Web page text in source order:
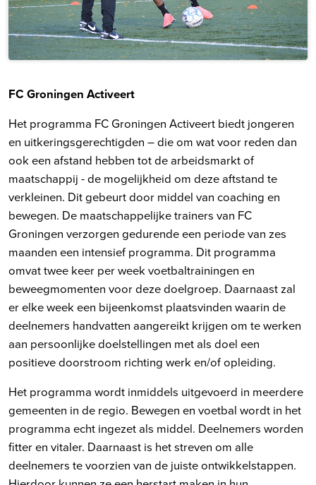
FC Groningen Activeert
Het programma FC Groningen Activeert biedt jongeren
en uitkeringsgerechtigden – die om wat voor reden dan
ook een afstand hebben tot de arbeidsmarkt of
maatschappij - de mogelijkheid om deze aftstand te
verkleinen. Dit gebeurt door middel van coaching en
bewegen. De maatschappelijke trainers van FC
Groningen verzorgen gedurende een periode van zes
maanden een intensief programma. Dit programma
omvat twee keer per week voetbaltrainingen en
beweegmomenten voor deze doelgroep. Daarnaast zal
er elke week een bijeenkomst plaatsvinden waarin de
deelnemers handvatten aangereikt krijgen om te werken
aan persoonlijke doelstellingen met als doel een
positieve doorstroom richting werk en/of opleiding.
Het programma wordt inmiddels uitgevoerd in meerdere
gemeenten in de regio. Bewegen en voetbal wordt in het
programma echt ingezet als middel. Deelnemers worden
fitter en vitaler. Daarnaast is het streven om alle
deelnemers te voorzien van de juiste ontwikkelstappen.